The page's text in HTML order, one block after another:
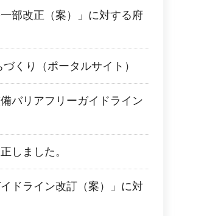
部改正（案）」に対する府
くり（ポータルサイト）
バリアフリーガイドライン
しました。
ドライン改訂（案）」に対